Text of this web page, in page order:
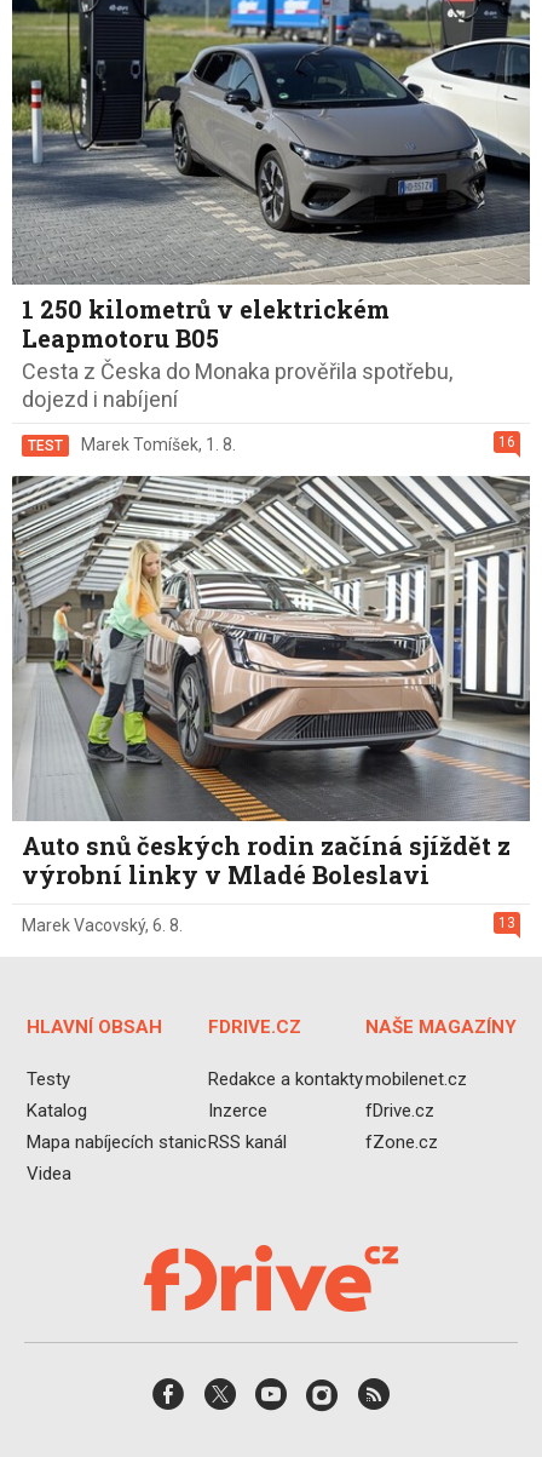
1 250 kilometrů v elektrickém
Leapmotoru B05
Cesta z Česka do Monaka prověřila spotřebu,
dojezd i nabíjení
16
TEST Marek Tomíšek, 1. 8.
Auto snů českých rodin začíná sjíždět z
výrobní linky v Mladé Boleslavi
13
Marek Vacovský, 6. 8.
HLAVNÍ OBSAH
Testy
Katalog
Mapa nabíjecích stanic
Videa
FDRIVE.CZ
Redakce a kontakty
Inzerce
RSS kanál
NAŠE MAGAZÍNY
mobilenet.cz
fDrive.cz
fZone.cz